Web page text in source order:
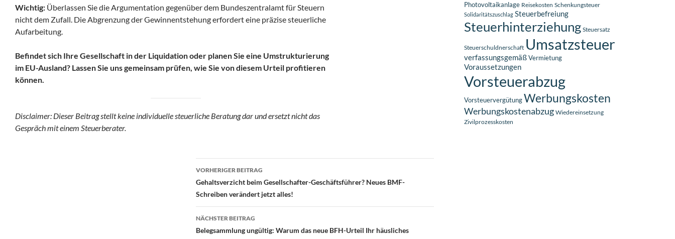
Wichtig: Überlassen Sie die Argumentation gegenüber dem Bundeszentralamt für Steuern
nicht dem Zufall. Die Abgrenzung der Gewinnentstehung erfordert eine präzise steuerliche
Aufarbeitung.
Befindet sich Ihre Gesellschaft in der Liquidation oder planen Sie eine Umstrukturierung
im EU-Ausland? Lassen Sie uns gemeinsam prüfen, wie Sie von diesem Urteil profitieren
können.
Disclaimer: Dieser Beitrag stellt keine individuelle steuerliche Beratung dar und ersetzt nicht das
Gespräch mit einem Steuerberater.
Beitragsnavigation
VORHERIGER BEITRAG
Gehaltsverzicht beim Gesellschafter-Geschäftsführer? Neues BMF-
Schreiben verändert jetzt alles!
NÄCHSTER BEITRAG
Belegsammlung ungültig: Warum das neue BFH-Urteil Ihr häusliches
Photovoltaikanlage Reisekosten Schenkungsteuer
Solidaritätszuschlag Steuerbefreiung
Steuerhinterziehung Steuersatz
Steuerschuldnerschaft Umsatzsteuer
verfassungsgemäßVermietung
Voraussetzungen
Vorsteuerabzug
VorsteuervergütungWerbungskosten
Werbungskostenabzug Wiedereinsetzung
Zivilprozesskosten